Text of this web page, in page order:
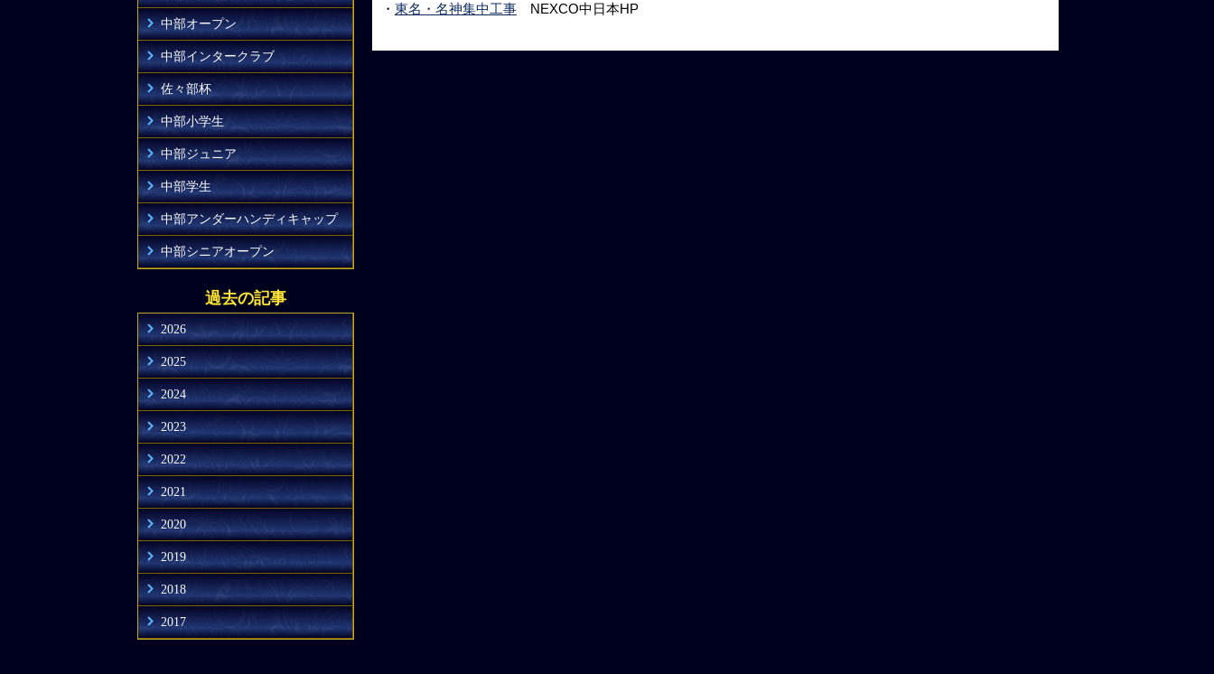
中部オープン
中部インタークラブ
佐々部杯
中部小学生
中部ジュニア
中部学生
中部アンダーハンディキャップ
中部シニアオープン
過去の記事
2026
2025
2024
2023
2022
2021
2020
2019
2018
2017
・ 東名・名神集中工事 NEXCO中日本HP